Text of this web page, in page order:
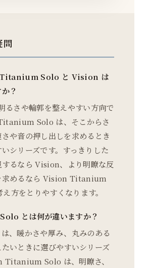
問
Solo と Vision は
？
るさや輪郭を整えやすい方向で
Solo は、そこからさ
や音の押し出しを求めるとき
シリーズです。すっきりした
するなら Vision、より明瞭な反
求めるなら Vision Titanium
方をとりやすくなります。
とは何が違いますか？
、暖かさや厚み、丸みのある
いときに選びやすいシリーズ
Titanium Solo は、明瞭さ、